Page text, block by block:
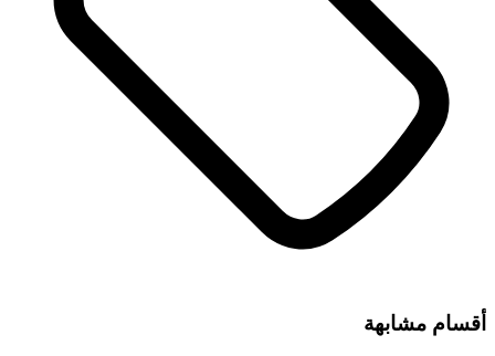
أقسام مشابهة